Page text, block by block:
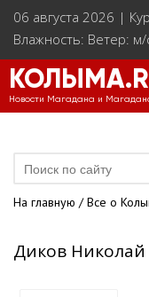
06 августа 2026 |
Влажность: Ветер: м/
Новости Магадана и
На главную /Все о
Диков